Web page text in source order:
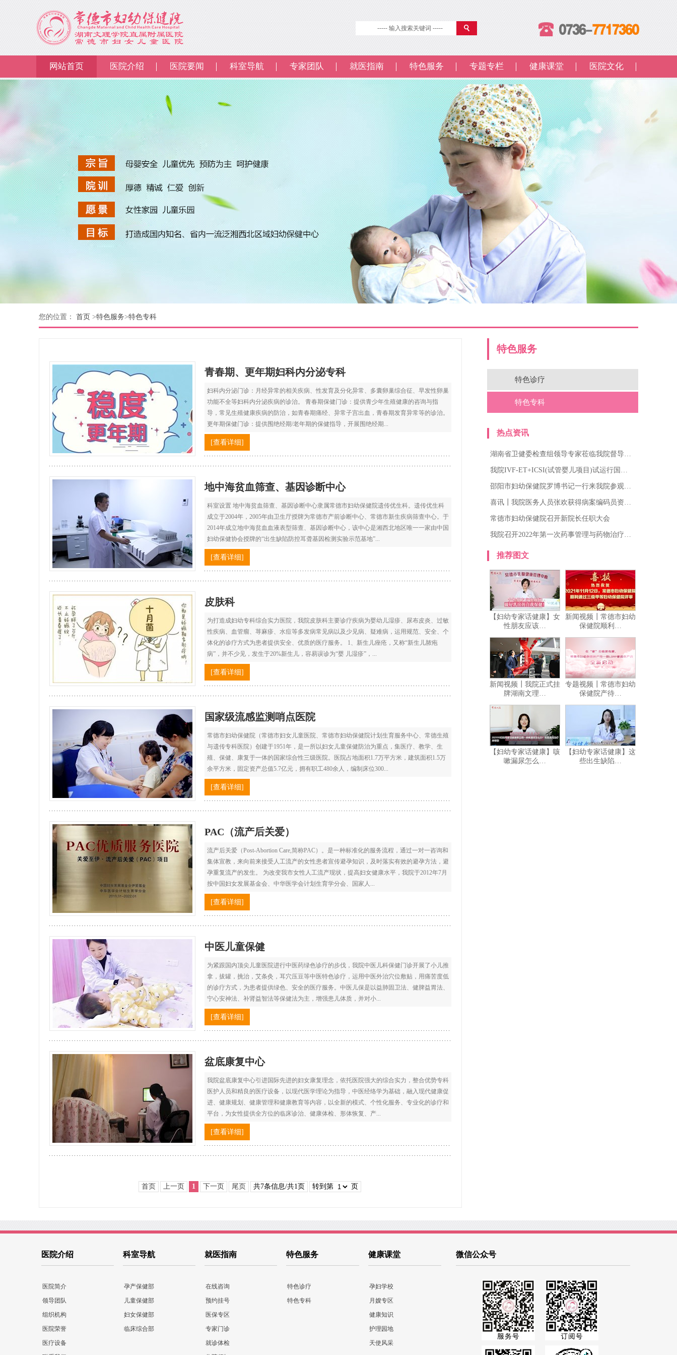
网站首页 医院介绍 医院要闻 科室导航 专家团队 就医指南 特色服务 专题专栏 健康课堂 医院文化
您的位置： 首页 >特色服务>特色专科
青春期、更年期妇科内分泌专科
妇科内分泌门诊：月经异常的相关疾病、性发育及分化异常、多囊卵巢综合征、早发性卵巢
功能不全等妇科内分泌疾病的诊治。 青春期保健门诊：提供青少年生殖健康的咨询与指
导，常见生殖健康疾病的防治，如青春期痛经、异常子宫出血，青春期发育异常等的诊治。
更年期保健门诊：提供围绝经期/老年期的保健指导，开展围绝经期...
[查看详细]
地中海贫血筛查、基因诊断中心
科室设置 地中海贫血筛查、基因诊断中心隶属常德市妇幼保健院遗传优生科。遗传优生科
成立于2004年，2005年由卫生厅授牌为常德市产前诊断中心、常德市新生疾病筛查中心。于
2014年成立地中海贫血血液表型筛查、基因诊断中心，该中心是湘西北地区唯一一家由中国
妇幼保健协会授牌的“出生缺陷防控耳聋基因检测实验示范基地”...
[查看详细]
皮肤科
为打造成妇幼专科综合实力医院，我院皮肤科主要诊疗疾病为婴幼儿湿疹、尿布皮炎、过敏
性疾病、血管瘤、荨麻疹、水痘等多发病常见病以及少见病、疑难病，运用规范、安全、个
体化的诊疗方式为患者提供安全、优质的医疗服务。 1、新生儿痤疮，又称“新生儿脓疱
病”，并不少见，发生于20%新生儿，容易误诊为“婴 儿湿疹”，...
[查看详细]
国家级流感监测哨点医院
常德市妇幼保健院（常德市妇女儿童医院、常德市妇幼保健院计划生育服务中心、常德生殖
与遗传专科医院）创建于1951年，是一所以妇女儿童保健防治为重点，集医疗、教学、生
殖、保健、康复于一体的国家综合性三级医院。医院占地面积1.7万平方米，建筑面积1.5万
余平方米，固定资产总值5.7亿元，拥有职工480余人，编制床位300...
[查看详细]
PAC（流产后关爱）
流产后关爱（Post-Abortion Care,简称PAC）。是一种标准化的服务流程，通过一对一咨询和
集体宣教，来向前来接受人工流产的女性患者宣传避孕知识，及时落实有效的避孕方法，避
孕重复流产的发生。 为改变我市女性人工流产现状，提高妇女健康水平，我院于2012年7月
按中国妇女发展基金会、中华医学会计划生育学分会、国家人...
[查看详细]
中医儿童保健
为紧跟国内顶尖儿童医院进行中医药绿色诊疗的步伐，我院中医儿科保健门诊开展了小儿推
拿，拔罐，挑治，艾条灸，耳穴压豆等中医特色诊疗，运用中医外治穴位敷贴，用痛苦度低
的诊疗方式，为患者提供绿色、安全的医疗服务。中医儿保是以益肺固卫法、健脾益胃法、
宁心安神法、补肾益智法等保健法为主，增强患儿体质，并对小...
[查看详细]
盆底康复中心
我院盆底康复中心引进国际先进的妇女康复理念，依托医院强大的综合实力，整合优势专科
医护人员和精良的医疗设备，以现代医学理论为指导，中医经络学为基础，融入现代健康促
进、健康规划、健康管理和健康教育等内容，以全新的模式、个性化服务、专业化的诊疗和
平台，为女性提供全方位的临床诊治、健康体检、形体恢复、产...
[查看详细]
首页 上一页 1 下一页 尾页 共7条信息/共1页 转到第 页
特色服务
特色诊疗
特色专科
热点资讯
湖南省卫健委检查组领导专家莅临我院督导…
我院IVF-ET+ICSI(试管婴儿项目)试运行国…
邵阳市妇幼保健院罗博书记一行来我院参观…
喜讯┃我院医务人员张欢获得病案编码员资…
常德市妇幼保健院召开新院长任职大会
我院召开2022年第一次药事管理与药物治疗…
推荐图文
【妇幼专家话健康】女
性朋友应该…
新闻视频┃常德市妇幼
保健院顺利…
新闻视频┃我院正式挂
牌湖南文理…
专题视频┃常德市妇幼
保健院产待…
【妇幼专家话健康】咳
嗽漏尿怎么…
【妇幼专家话健康】这
些出生缺陷…
医院介绍 科室导航 就医指南 特色服务 健康课堂 微信公众号
医院简介
领导团队
组织机构
医院荣誉
医疗设备
孕产保健部
儿童保健部
妇女保健部
临床综合部
在线咨询
预约挂号
医保专区
专家门诊
就诊体检
特色诊疗
特色专科
孕妇学校
月嫂专区
健康知识
护理园地
天使风采